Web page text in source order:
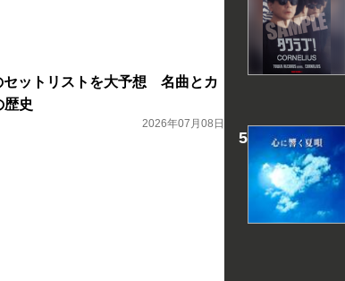
ットリストを大予想 名曲とカ
歴史
2026年07月08日